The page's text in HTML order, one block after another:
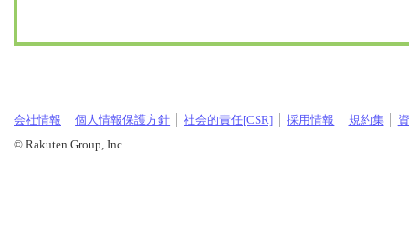
会社情報 個人情報保護方針 社会的責任[CSR] 採用情報 規約集
© Rakuten Group, Inc.